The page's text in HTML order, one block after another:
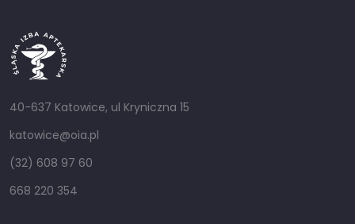
40-637 Katowice, ul Kryniczna 15
katowice@oia.pl
(32) 608 97 60
668 220 354